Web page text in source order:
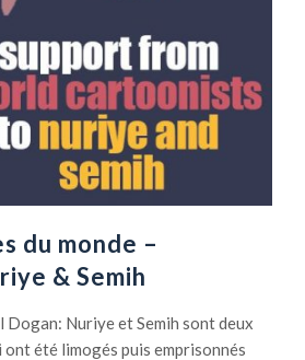
du monde –
& Semih
Dogan: Nuriye et Semih sont deux
été limogés puis emprisonnés